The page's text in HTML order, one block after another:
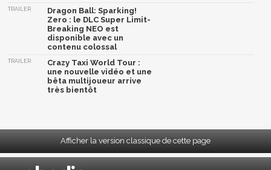
TRAILER
Dragon Ball: Sparking!
Zero : le DLC Super Limit-
Breaking NEO est
disponible avec un
contenu colossal
TRAILER
Crazy Taxi World Tour :
une nouvelle vidéo et une
bêta multijoueur arrive
très bientôt
Afficher la version classique de cette page